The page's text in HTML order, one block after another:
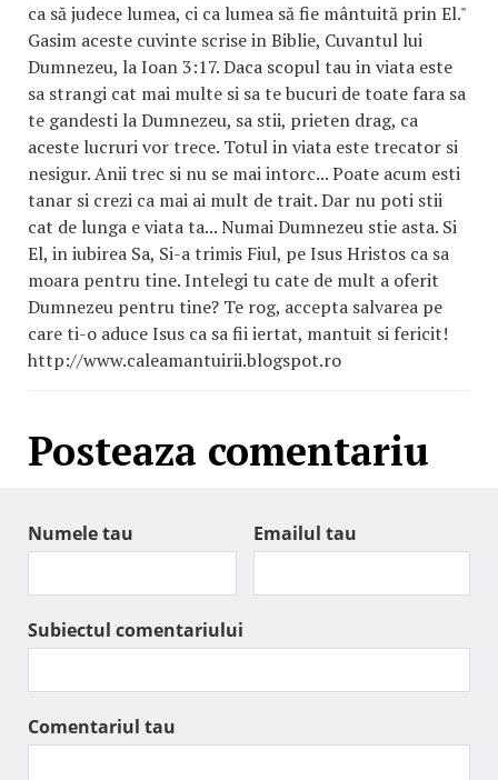
ca să judece lumea, ci ca lumea să fie mântuită prin El."
Gasim aceste cuvinte scrise in Biblie, Cuvantul lui
Dumnezeu, la Ioan 3:17. Daca scopul tau in viata este
sa strangi cat mai multe si sa te bucuri de toate fara sa
te gandesti la Dumnezeu, sa stii, prieten drag, ca
aceste lucruri vor trece. Totul in viata este trecator si
nesigur. Anii trec si nu se mai intorc... Poate acum esti
tanar si crezi ca mai ai mult de trait. Dar nu poti stii
cat de lunga e viata ta... Numai Dumnezeu stie asta. Si
El, in iubirea Sa, Si-a trimis Fiul, pe Isus Hristos ca sa
moara pentru tine. Intelegi tu cate de mult a oferit
Dumnezeu pentru tine? Te rog, accepta salvarea pe
care ti-o aduce Isus ca sa fii iertat, mantuit si fericit!
http://www.caleamantuirii.blogspot.ro
Posteaza comentariu
Numele tau Emailul tau
Subiectul comentariului
Comentariul tau